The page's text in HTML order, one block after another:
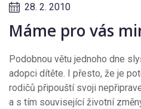
28. 2. 2010
Máme pro vás
Podobnou větu jednoho dne
adopci dítěte. I přesto, že je
rodičů připouští svoji
a s tím související životní